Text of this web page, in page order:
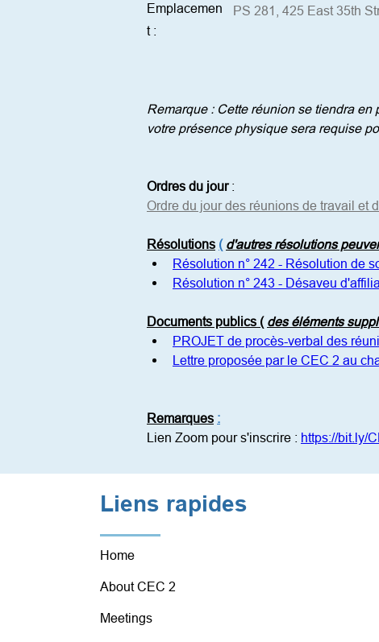
Emplacemen
t :
PS 281, 425 East 35th
Remarque : Cette réunion se tiendra
votre présence physique sera requise
Ordres du jour :
Ordre du jour des réunions de travail et
Résolutions ( d'autres résolutions
Résolution n° 242 - Résolution de
Résolution n° 243 - Désaveu
Documents publics ( des éléments
PROJET de procès-verbal des
Lettre proposée par le CEC 2 au
Remarques :
Lien Zoom pour s'inscrire : https://bit.ly/
Liens rapides
Home
About CEC 2
Meetings